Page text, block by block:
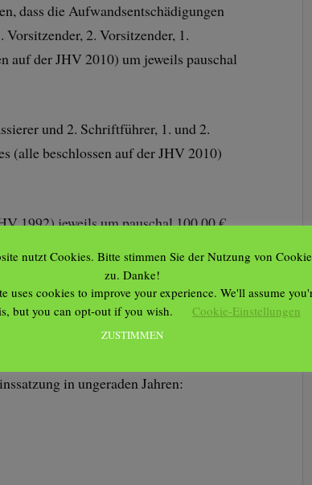
dass die Aufwandsentschädigungen
Vorsitzender, 2. Vorsitzender, 1.
auf der JHV 2010) um jeweils pauschal
und 2. Schriftführer, 1. und 2.
(alle beschlossen auf der JHV 2010)
1992) jeweils um pauschal 100,00 €
in ungeraden Jahren:
nutzt Cookies. Bitte stimmen Sie der Nutzung von
zu. Danke!
uses cookies to improve your experience. We'll assume
but you can opt-out if you wish.
Cookie-Einstellungen
ZUSTIMMEN